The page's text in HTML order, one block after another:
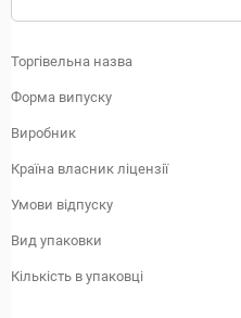
Торгівельна назва
Форма випуску
Виробник
Країна власник ліцензії
Умови відпуску
Вид упаковки
Кількість в упаковці